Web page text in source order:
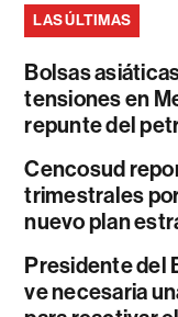
LAS ÚLTIMAS
Bolsas
tensiones en
repunte del
Cencosud
trimestrales
nuevo plan
Presidente del
ve necesaria